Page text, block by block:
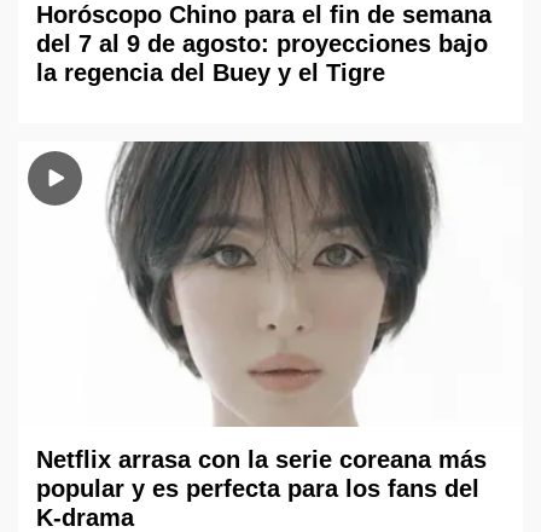
Horóscopo Chino para el fin de semana
del 7 al 9 de agosto: proyecciones bajo
la regencia del Buey y el Tigre
Netflix arrasa con la serie coreana más
popular y es perfecta para los fans del
K-drama